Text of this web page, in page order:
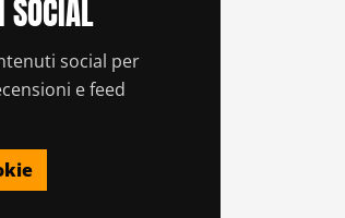
SOCIAL
social per
e feed